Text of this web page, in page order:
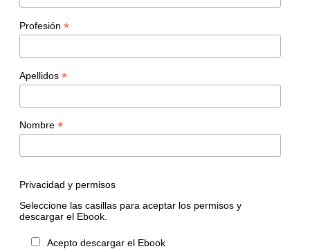
Profesión *
Apellidos *
Nombre *
Privacidad y permisos
Seleccione las casillas para aceptar los permisos y
descargar el Ebook.
Acepto descargar el Ebook